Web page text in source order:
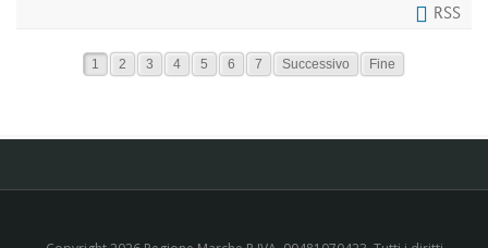
RSS
1 2 3 4 5 6 7 Successivo Fine